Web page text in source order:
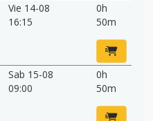
Vie 14-08
16:15
0h
50m
Sab 15-08
09:00
0h
50m